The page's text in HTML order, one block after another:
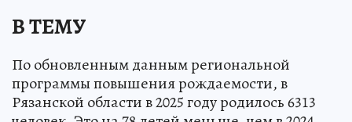
В ТЕМУ
По обновленным данным региональной
программы повышения рождаемости, в
Рязанской области в 2025 году родилось 6313